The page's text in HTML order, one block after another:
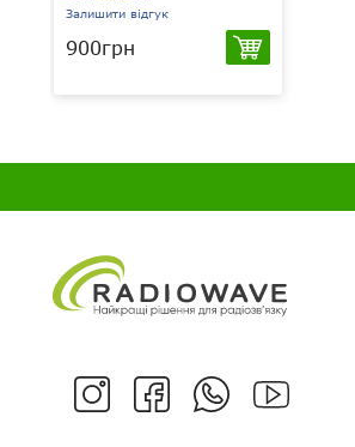
Залишити відгук
900грн